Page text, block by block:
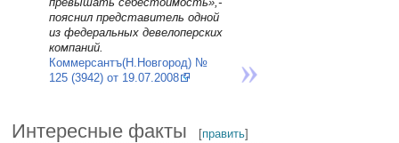
пояснил представитель одной
из федеральных девелоперских
компаний.
Коммерсантъ(Н.Новгород) №
125 (3942) от 19.07.2008
Интересные факты [править]